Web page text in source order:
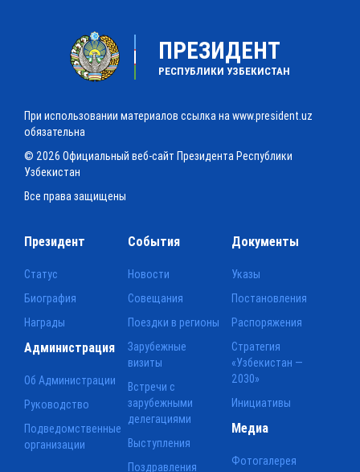
ПРЕЗИДЕНТ
РЕСПУБЛИКИ УЗБЕКИСТАН
При использовании материалов ссылка на www.president.uz
обязательна
© 2026 Официальный веб-сайт Президента Республики
Узбекистан
Все права защищены
Президент
Статус
Биография
Награды
События
Новости
Совещания
Поездки в регионы
Зарубежные
визиты
Встречи с
зарубежными
делегациями
Выступления
Поздравления
Документы
Указы
Постановления
Распоряжения
Стратегия
«Узбекистан —
2030»
Инициативы
Администрация
Об Администрации
Руководство
Подведомственные
организации
Медиа
Фотогалерея